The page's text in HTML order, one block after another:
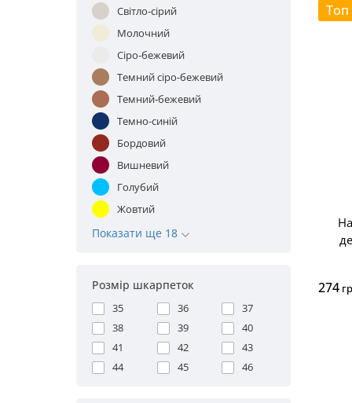
Світло-сірий
Молочний
Сіро-бежевий
Темний сіро-бежевий
Темний-бежевий
Темно-синій
Бордовий
Вишневий
Голубий
Жовтий
Показати ще 18
Розмір шкарпеток
35 36
37
38
39
40
41
42
43
44
45 46
Топ
274